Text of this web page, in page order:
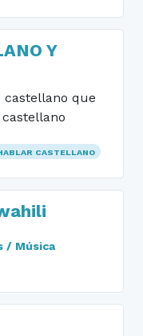
Y
castellano que
CASTELLANO
/ Música